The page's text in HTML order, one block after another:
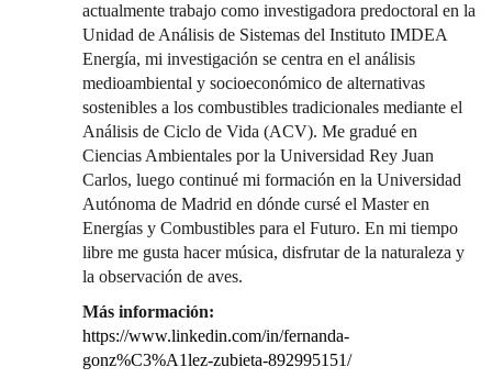
actualmente trabajo como investigadora predoctoral en la
Unidad de Análisis de Sistemas del Instituto IMDEA
Energía, mi investigación se centra en el análisis
medioambiental y socioeconómico de alternativas
sostenibles a los combustibles tradicionales mediante el
Análisis de Ciclo de Vida (ACV). Me gradué en
Ciencias Ambientales por la Universidad Rey Juan
Carlos, luego continué mi formación en la Universidad
Autónoma de Madrid en dónde cursé el Master en
Energías y Combustibles para el Futuro. En mi tiempo
libre me gusta hacer música, disfrutar de la naturaleza y
la observación de aves.
Más información:
https://www.linkedin.com/in/fernanda-
gonz%C3%A1lez-zubieta-892995151/